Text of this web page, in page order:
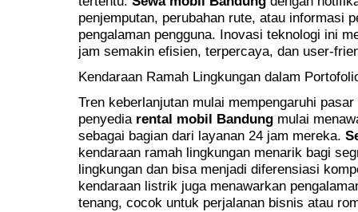
penjemputan, perubahan rute, atau informasi
pengalaman pengguna. Inovasi teknologi ini
jam semakin efisien, terpercaya, dan user-
Kendaraan Ramah Lingkungan dalam
Tren keberlanjutan mulai mempengaruhi pasar
penyedia rental mobil Bandung mulai
sebagai bagian dari layanan 24 jam mereka.
kendaraan ramah lingkungan menarik bagi
lingkungan dan bisa menjadi diferensiasi
kendaraan listrik juga menawarkan
tenang, cocok untuk perjalanan bisnis atau